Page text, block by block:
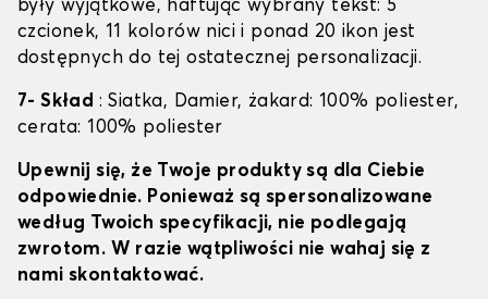
były wyjątkowe, haftując wybrany tekst: 5
czcionek, 11 kolorów nici i ponad 20 ikon jest
dostępnych do tej ostatecznej personalizacji.
7- Skład : Siatka, Damier, żakard: 100% poliester,
cerata: 100% poliester
Upewnij się, że Twoje produkty są dla Ciebie
odpowiednie. Ponieważ są spersonalizowane
według Twoich specyfikacji, nie podlegają
zwrotom. W razie wątpliwości nie wahaj się z
nami skontaktować.